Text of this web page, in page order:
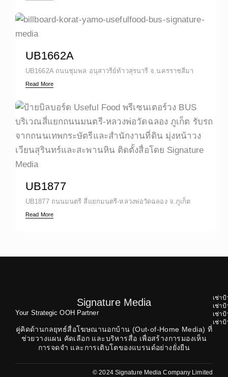
UB1662A
UB1662A ถนนชุมพล อนุสาวรีย์ท้าวสุรนารี จ.นครราชสีมา
Read More
UB1877
UB1877 ถนนมนตรี สี่แยกมนตรี-หลวงพ่อวัดฉลอง จ.ภูเก็ต
Read More
Signature Media
Your Strategic OOH Partner
คู่คิดด้านกลยุทธ์สื่อโฆษณานอกบ้าน (Out-of-Home Media) ที่
ช่วยวางแผน คัดเลือก และบริหารสื่อ เพื่อสร้างการมองเห็น
การจดจำ และการเติบโตของแบรนด์อย่างยั่งยืน
เช่า
เช่า
เช่า
เช่า
© 2024 Signature Media Company Limited